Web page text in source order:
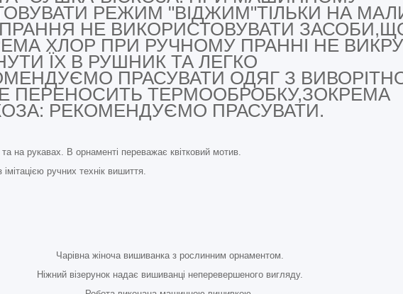
РЕЖИМ "ВІДЖИМ"ТІЛЬКИ НА
НЕ ВИКОРИСТОВУВАТИ ЗАСОБИ,
ХЛОР ПРИ РУЧНОМУ ПРАННІ НЕ
ЇХ В РУШНИК ТА ЛЕГКО
ПРАСУВАТИ ОДЯГ З
ПЕРЕНОСИТЬ ТЕРМООБРОБКУ,ЗОКРЕМА
РЕКОМЕНДУЄМО ПРАСУВАТИ.
на рукавах. В орнаменті переважає квітковий мотив.
ручних технік вишиття.
Чарівна жіноча вишиванка з рослинним орнаментом.
Ніжний візерунок надає вишиванці неперевершеного вигляду.